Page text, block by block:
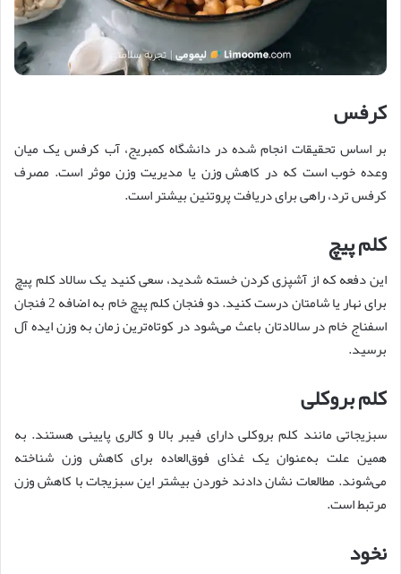
کرفس
بر اساس تحقیقات انجام شده در دانشگاه کمبریج، آب کرفس یک میان
وعده خوب است که در کاهش وزن یا مدیریت وزن موثر است. مصرف
کرفس ترد، راهی برای دریافت پروتئین بیشتر است.
کلم پیچ
این دفعه که از آشپزی کردن خسته شدید، سعی کنید یک سالاد کلم پیچ
برای نهار یا شامتان درست کنید. دو فنجان کلم پیچ خام به اضافه 2 فنجان
اسفناج خام در سالادتان باعث می‌شود در کوتاه‌ترین زمان به وزن ایده آل
برسید.
کلم بروکلی
سبزیجاتی مانند کلم بروکلی دارای فیبر بالا و کالری پایینی هستند. به
همین علت به‌عنوان یک غذای فوق‌العاده برای کاهش وزن شناخته
می‌شوند. مطالعات نشان دادند خوردن بیشتر این سبزیجات با کاهش وزن
مرتبط است.
نخود